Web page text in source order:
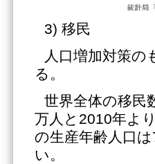
3) 移民
人口増加対策
る。
世界全体の移民
万人と2010年よ
の生産年齢人口
い。